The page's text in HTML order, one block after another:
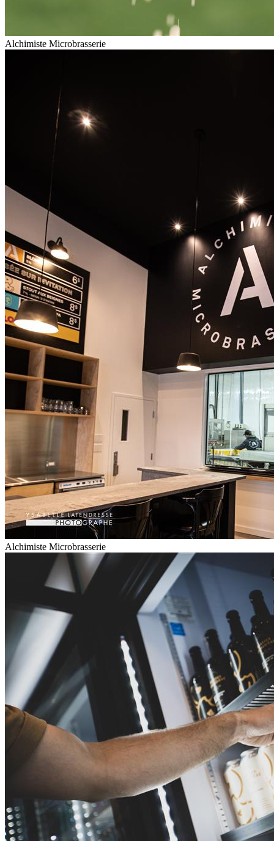
Alchimiste Microbrasserie
Alchimiste Microbrasserie